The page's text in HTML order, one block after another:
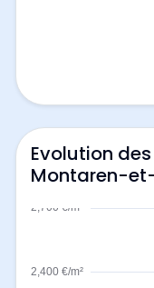
Evolution
Montaren-